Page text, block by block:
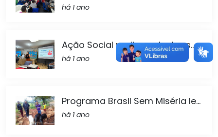
há 1 ano
Ação Social realiza palestra s...
há 1 ano
Programa Brasil Sem Miséria le...
há 1 ano